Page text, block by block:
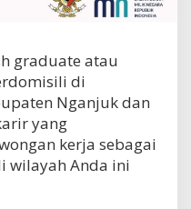
graduate atau
di
Nganjuk dan
yang
kerja sebagai
wilayah Anda ini